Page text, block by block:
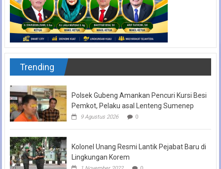
Trending
Polsek Gubeng Amankan Pencuri Kursi Besi
Pemkot, Pelaku asal Lenteng Sumenep
9 Agustus 2026 0
Kolonel Unang Resmi Lantik Pejabat Baru di
Lingkungan Korem